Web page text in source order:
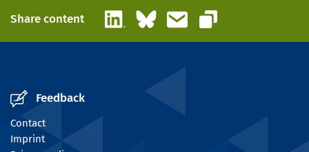
Share content LinkedInBlueskyEmail
Copy link
Feedback
Contact
Imprint